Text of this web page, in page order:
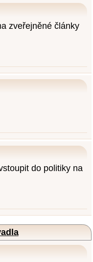
zveřejněné články
do politiky na